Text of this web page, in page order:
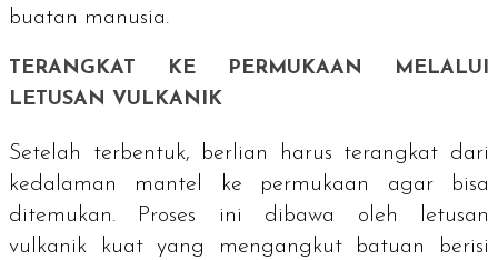
buatan manusia.
TERANGKAT KE PERMUKAAN MELALUI
LETUSAN VULKANIK
Setelah terbentuk, berlian harus terangkat dari
kedalaman mantel ke permukaan agar bisa
ditemukan. Proses ini dibawa oleh letusan
vulkanik kuat yang mengangkut batuan berisi